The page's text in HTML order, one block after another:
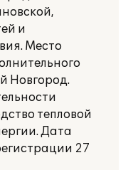
и
Место
Новгород.
тепловой
Дата
27